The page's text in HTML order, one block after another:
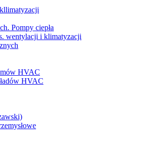
Pompy ciepła
wentylacji i klimatyzacji
HVAC
HVAC